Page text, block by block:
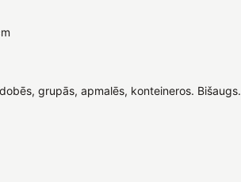
grupās, apmalēs, konteineros. Bišaugs.